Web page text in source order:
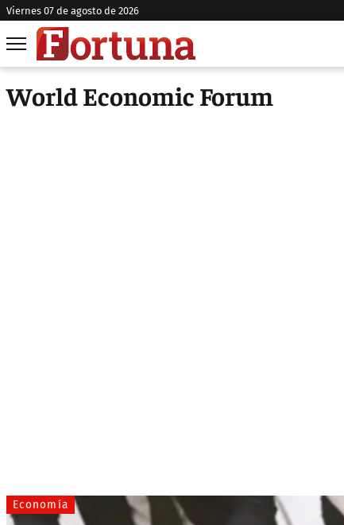
viernes 07 de agosto de 2026
World Economic Forum
Economía